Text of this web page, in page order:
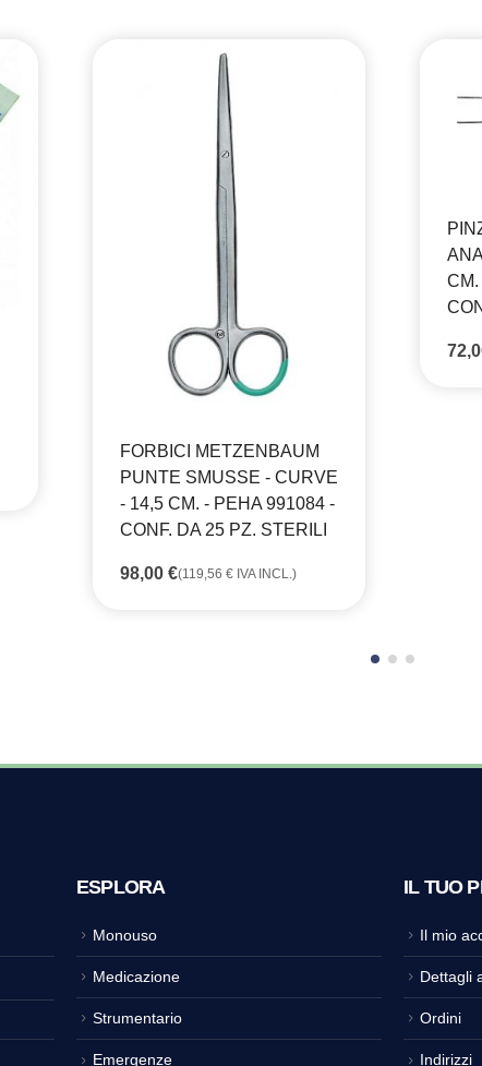
FORBICI METZENBAUM
PUNTE SMUSSE - CURVE
- 14,5 CM. - PEHA 991084 -
CONF. DA 25 PZ. STERILI
98,00 €(119,56 € IVA INCL.)
ESPLORA
Monouso
Medicazione
Strumentario
Emergenze
IL TUO
Il mio
Dettagli
Ordini
Indirizzi